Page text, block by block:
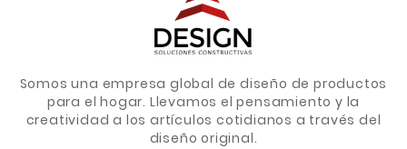
Somos una empresa global de diseño de productos
para el hogar. Llevamos el pensamiento y la
creatividad a los artículos cotidianos a través del
diseño original.